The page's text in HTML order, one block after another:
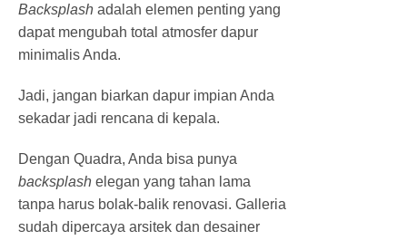
Backsplash adalah elemen penting yang
dapat mengubah total atmosfer dapur
minimalis Anda.
Jadi, jangan biarkan dapur impian Anda
sekadar jadi rencana di kepala.
Dengan Quadra, Anda bisa punya
backsplash elegan yang tahan lama
tanpa harus bolak-balik renovasi. Galleria
sudah dipercaya arsitek dan desainer